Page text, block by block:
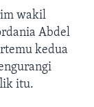
wakil
Abdel
kedua
itu.